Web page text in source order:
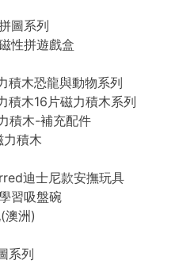
圖系列
性拼遊戲盒
積木恐龍與動物系列
積木16片磁力積木系列
積木-補充配件
積木
迪士尼款安撫玩具
習吸盤碗
澳洲)
系列